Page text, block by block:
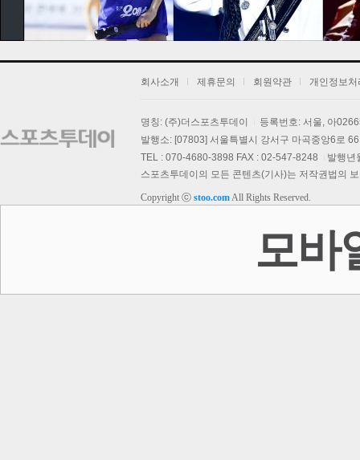
보
회사소개 제휴문의 회원약관 개인정보처
명칭: (주)더스포츠투데이
등록번호: 서울, 아
발행소: [07803] 서울특별시 강서구 마곡중앙6로
TEL : 070-4680-3898 FAX : 02-547-8248
발행년
스포츠투데이의 모든 콘텐츠(기사)는 저작권법의
Copyright ⓒ stoo.comAll Rights Reserved.
모바